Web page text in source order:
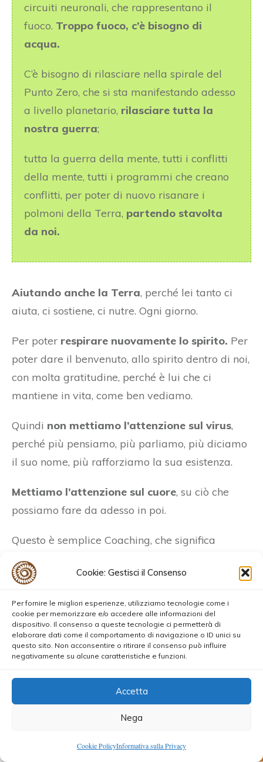
Cookie: Gestisci il Consenso
Per fornire le migliori esperienze, utilizziamo tecnologie come i
cookie per memorizzare e/o accedere alle informazioni del
dispositivo. Il consenso a queste tecnologie ci permetterà di
elaborare dati come il comportamento di navigazione o ID unici su
questo sito. Non acconsentire o ritirare il consenso può influire
negativamente su alcune caratteristiche e funzioni.
Accetta
Nega
Cookie PolicyInformativa sulla Privacy
circuiti neuronali, che rappresentano il
fuoco. Troppo fuoco, c’è bisogno di
acqua.
C’è bisogno di rilasciare nella spirale del
Punto Zero, che si sta manifestando adesso
a livello planetario, rilasciare tutta la
nostra guerra;
tutta la guerra della mente, tutti i conflitti
della mente, tutti i programmi che creano
conflitti, per poter di nuovo risanare i
polmoni della Terra, partendo stavolta
da noi.
Aiutando anche la Terra, perché lei tanto ci
aiuta, ci sostiene, ci nutre. Ogni giorno.
Per poter respirare nuovamente lo spirito. Per
poter dare il benvenuto, allo spirito dentro di noi,
con molta gratitudine, perché è lui che ci
mantiene in vita, come ben vediamo.
Quindi non mettiamo l’attenzione sul virus,
perché più pensiamo, più parliamo, più diciamo
il suo nome, più rafforziamo la sua esistenza.
Mettiamo l’attenzione sul cuore, su ciò che
possiamo fare da adesso in poi.
Questo è semplice Coaching, che significa
potenziamento.
Partire da un problema che stiamo vivendo,
tutti, ad unobiettivo comune: connetterci al
Cuore.
Al Cuore di Madre Terra, che lei ci aiuta, ci
Ora più che mai c’è una chiamata molto forte,